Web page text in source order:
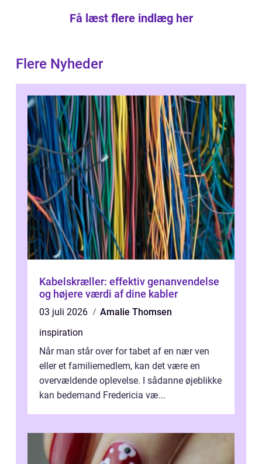
Få læst flere indlæg her
Flere Nyheder
Kabelskræller: effektiv genanvendelse
og højere værdi af dine kabler
03 juli 2026
Amalie Thomsen
inspiration
Når man står over for tabet af en nær ven
eller et familiemedlem, kan det være en
overvældende oplevelse. I sådanne øjeblikke
kan bedemand Fredericia væ...